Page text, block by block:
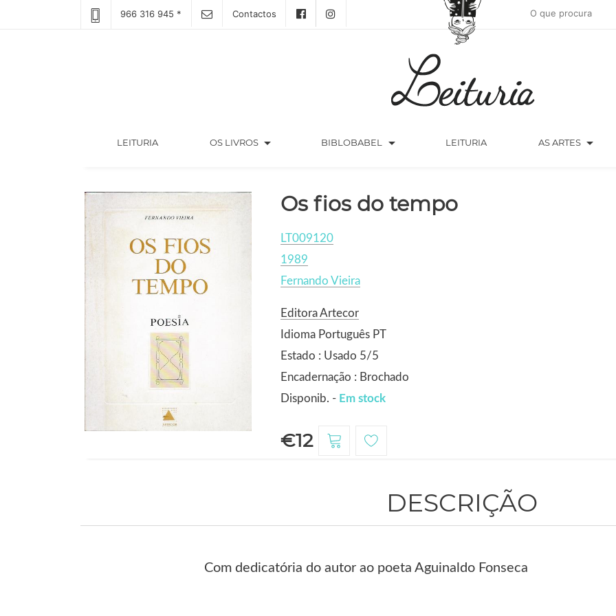
966 316 945 * Contactos
LEITURIA(CURRENT) OS LIVROS arrow_drop_down BIBLOBABEL arrow_drop_down LEITURIA AS ARTES arrow_drop_down
Os fios do tempo
LT009120
1989
Fernando Vieira
Editora Artecor
Idioma Português PT
Estado : Usado 5/5
Encadernação : Brochado
Disponib. - Em stock
€12
DESCRIÇÃO
Com dedicatória do autor ao poeta Aguinaldo Fonseca